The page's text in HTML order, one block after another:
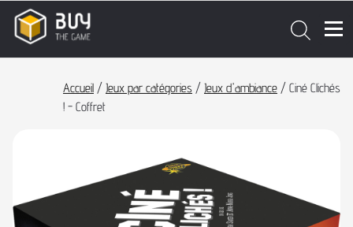
Accueil / Jeux par catégories / Jeux d'ambiance / Ciné Clichés
! - Coffret